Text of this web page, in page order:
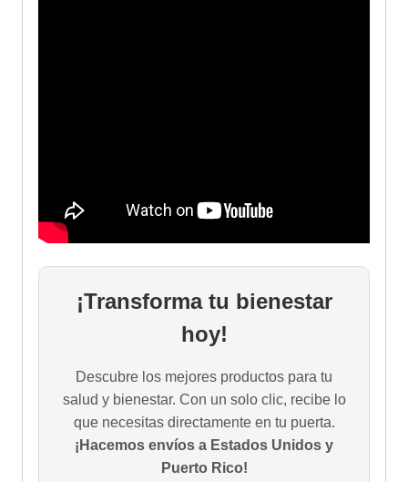
¡Transforma tu bienestar
hoy!
Descubre los mejores productos para tu
salud y bienestar. Con un solo clic, recibe lo
que necesitas directamente en tu puerta.
¡Hacemos envíos a Estados Unidos y
Puerto Rico!